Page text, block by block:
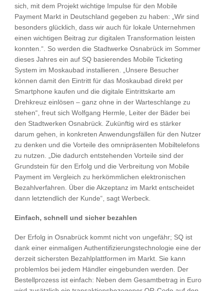
sich, mit dem Projekt wichtige Impulse für den Mobile
Payment Markt in Deutschland gegeben zu haben: „Wir sind
besonders glücklich, dass wir auch für lokale Unternehmen
einen wichtigen Beitrag zur digitalen Transformation leisten
konnten.“. So werden die Stadtwerke Osnabrück im Sommer
dieses Jahres ein auf SQ basierendes Mobile Ticketing
System im Moskaubad installieren. „Unsere Besucher
können damit den Eintritt für das Moskaubad direkt per
Smartphone kaufen und die digitale Eintrittskarte am
Drehkreuz einlösen – ganz ohne in der Warteschlange zu
stehen“, freut sich Wolfgang Hermle, Leiter der Bäder bei
den Stadtwerken Osnabrück. Zukünftig wird es stärker
darum gehen, in konkreten Anwendungsfällen für den Nutzer
zu denken und die Vorteile des omnipräsenten Mobiltelefons
zu nutzen. „Die dadurch entstehenden Vorteile sind der
Grundstein für den Erfolg und die Verbreitung von Mobile
Payment im Vergleich zu herkömmlichen elektronischen
Bezahlverfahren. Über die Akzeptanz im Markt entscheidet
dann letztendlich der Kunde“, sagt Werbeck.
Einfach, schnell und sicher bezahlen
Der Erfolg in Osnabrück kommt nicht von ungefähr; SQ ist
dank einer einmaligen Authentifizierungstechnologie eine der
derzeit sichersten Bezahlplattformen im Markt. Sie kann
problemlos bei jedem Händler eingebunden werden. Der
Bestellprozess ist einfach: Neben dem Gesamtbetrag in Euro